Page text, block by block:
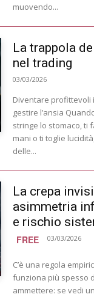
muovendo...
La trappola
nel trading
03/03/2026
Diventare profittevoli
gestire l’ansia Quando la paura ti
stringe lo stomaco, ti
mani o ti toglie
delle...
La crepa
asimmetria
e rischio
FREE 03/03/2026
C’è una regola
funziona più spesso
ammettere: se vedi